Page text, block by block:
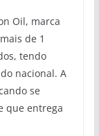
Oil, marca
de 1
tendo
nacional. A
se
que entrega